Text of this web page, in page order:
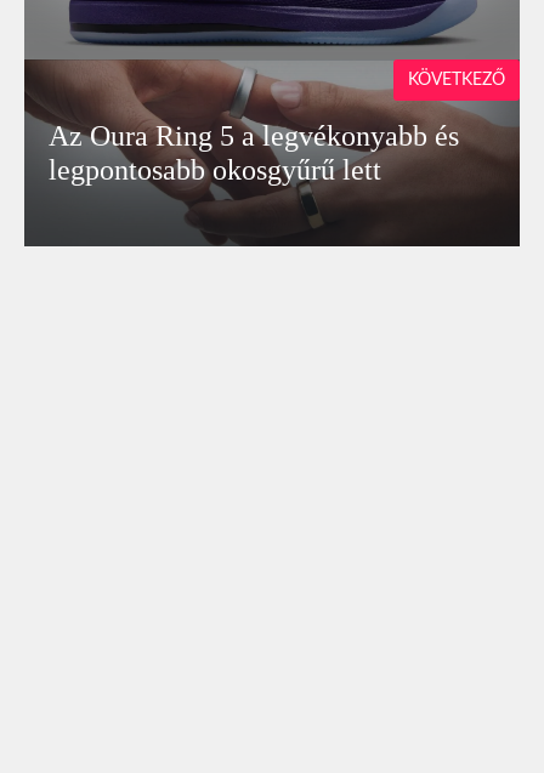
Az Oura Ring 5 a legvékonyabb és
legpontosabb okosgyűrű lett
KÖVETKEZŐ